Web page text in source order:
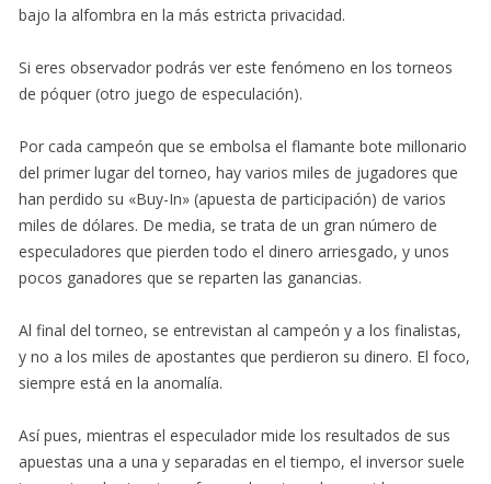
bajo la alfombra en la más estricta privacidad.
Si eres observador podrás ver este fenómeno en los torneos
de póquer (otro juego de especulación).
Por cada campeón que se embolsa el flamante bote millonario
del primer lugar del torneo, hay varios miles de jugadores que
han perdido su «Buy-In» (apuesta de participación) de varios
miles de dólares. De media, se trata de un gran número de
especuladores que pierden todo el dinero arriesgado, y unos
pocos ganadores que se reparten las ganancias.
Al final del torneo, se entrevistan al campeón y a los finalistas,
y no a los miles de apostantes que perdieron su dinero. El foco,
siempre está en la anomalía.
Así pues, mientras el especulador mide los resultados de sus
apuestas una a una y separadas en el tiempo, el inversor suele